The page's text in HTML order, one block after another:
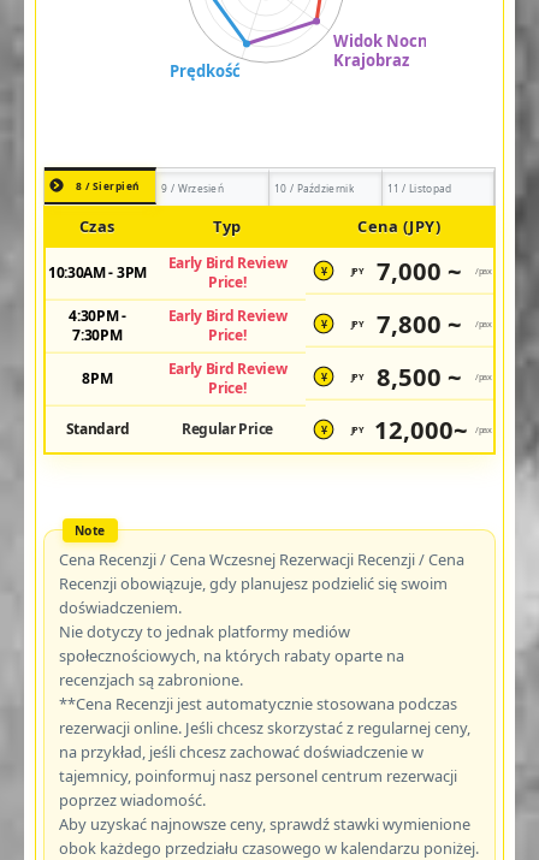
8 / Sierpień 9 / Wrzesień 10 / Październik 11 / Listopad
Czas Typ Cena (JPY)
10:30AM - 3PM
Early Bird Review
Price!
¥ JPY 7,000 ~ /pax
4:30PM -
7:30PM
Early Bird Review
Price!
¥ JPY 7,800 ~ /pax
8PM
Early Bird Review
Price!
¥ JPY 8,500 ~ /pax
Standard Regular Price ¥ JPY 12,000~ /pax
Cena Recenzji / Cena Wczesnej Rezerwacji Recenzji / Cena
Recenzji obowiązuje, gdy planujesz podzielić się swoim
doświadczeniem.
Nie dotyczy to jednak platformy mediów
społecznościowych, na których rabaty oparte na
recenzjach są zabronione.
**Cena Recenzji jest automatycznie stosowana podczas
rezerwacji online. Jeśli chcesz skorzystać z regularnej ceny,
na przykład, jeśli chcesz zachować doświadczenie w
tajemnicy, poinformuj nasz personel centrum rezerwacji
poprzez wiadomość.
Aby uzyskać najnowsze ceny, sprawdź stawki wymienione
obok każdego przedziału czasowego w kalendarzu poniżej.